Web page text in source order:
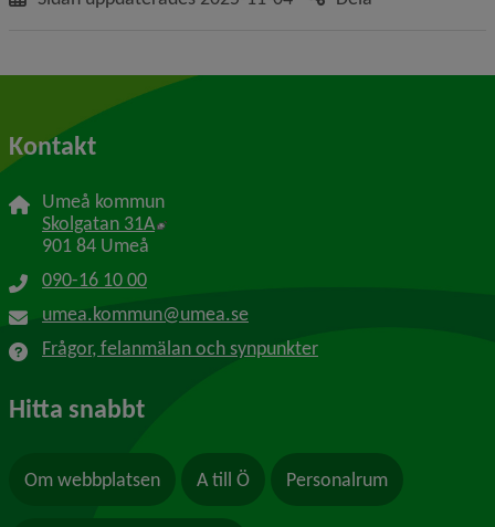
Kontakt
Umeå kommun
Skolgatan 31A Länk till annan webbplats, öppnas i nytt
901 84 Umeå
090-16 10 00
umea.kommun@umea.se
Frågor, felanmälan och synpunkter
Hitta snabbt
Om webbplatsen A till Ö Personalrum